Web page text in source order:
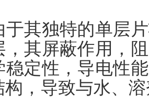
于其独特的单层
，其屏蔽作用，
稳定性，导电性
构，导致与水、